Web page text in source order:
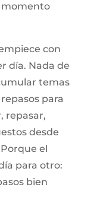
momento
con
día. Nada de
temas
para
repasar,
desde
el
para otro:
bien